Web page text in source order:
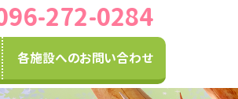
272-0284
各施設へのお問い合わせ